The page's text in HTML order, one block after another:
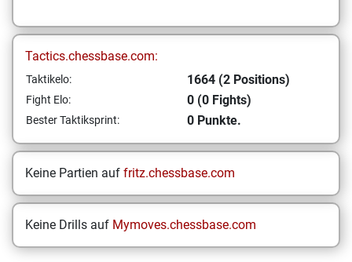
Tactics.chessbase.com:
Taktikelo: 1664 (2 Positions)
Fight Elo: 0 (0 Fights)
Bester Taktiksprint: 0 Punkte.
Keine Partien auf fritz.chessbase.com
Keine Drills auf Mymoves.chessbase.com